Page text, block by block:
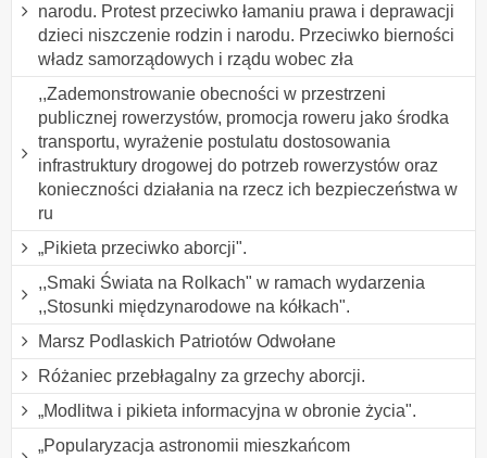
narodu. Protest przeciwko łamaniu prawa i deprawacji
dzieci niszczenie rodzin i narodu. Przeciwko bierności
władz samorządowych i rządu wobec zła
,,Zademonstrowanie obecności w przestrzeni
publicznej rowerzystów, promocja roweru jako środka
transportu, wyrażenie postulatu dostosowania
infrastruktury drogowej do potrzeb rowerzystów oraz
konieczności działania na rzecz ich bezpieczeństwa w
ru
„Pikieta przeciwko aborcji".
,,Smaki Świata na Rolkach" w ramach wydarzenia
,,Stosunki międzynarodowe na kółkach".
Marsz Podlaskich Patriotów Odwołane
Różaniec przebłagalny za grzechy aborcji.
„Modlitwa i pikieta informacyjna w obronie życia".
„Popularyzacja astronomii mieszkańcom